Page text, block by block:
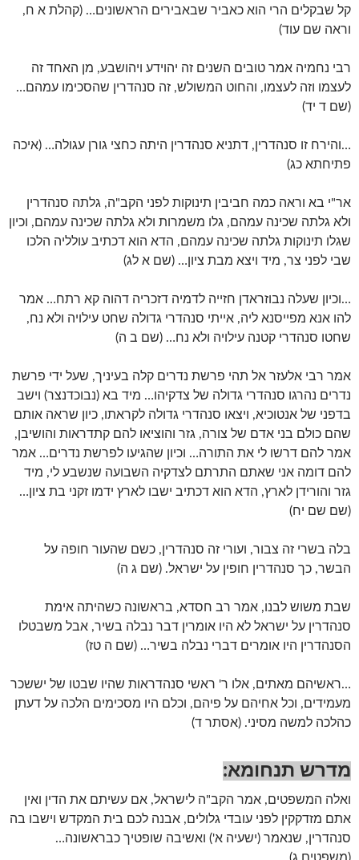
קל שבקלים הרי הוא כאביר שבאבירים הראשונים… (קהלת א ח,
וראה שם עוד)
רבי נחמיה אמר טובים השנים זה יהוידע ויהושבע, מן האחד זה
לעצמו וזה לעצמו, והחוט המשולש, זה סנהדרין שהסכימו עמהם…
(שם ד יד)
…והירח זו סנהדרין, דתניא סנהדרין היתה כחצי גורן עגולה… (איכה
פתיחתא כג)
אר"י בא וראה כמה חביבין תינוקות לפני הקב"ה, גלתה סנהדרין
ולא גלתה שכינה עמהם, גלו משמרות ולא גלתה שכינה עמהם, וכיון
שגלו תינוקות גלתה שכינה עמהם, הדא הוא דכתיב עולליה הלכו
שבי לפני צר, מיד ויצא מבת ציון… (שם א לג)
…וכיון שעלה נבוזראדן חזייה לדמיה דזכריה דהוה קא רתח… אמר
להו אנא מפייסנא ליה, אייתי סנהדרי גדולה שחט עילויה ולא נח,
שחטו סנהדרי קטנה עילויה ולא נח… (שם ב ה)
אמר רבי אלעזר אל תהי פרשת נדרים קלה בעיניך, שעל ידי פרשת
נדרים נהרגו סנהדרי גדולה של צדקיהו… מיד בא (נבוכדנצר) וישב
בדפני של אנטוכיא, ויצאו סנהדרי גדולה לקראתו, כיון שראה אותם
שהם כולם בני אדם של צורה, גזר והוציאו להם קתדראות והושיבן,
אמר להם דרשו לי את התורה… וכיון שהגיעו לפרשת נדרים… אמר
להם דומה אני שאתם התרתם לצדקיה השבועה שנשבע לי, מיד
גזר והורידן לארץ, הדא הוא דכתיב ישבו לארץ ידמו זקני בת ציון…
(שם שם יח)
בלה בשרי זה צבור, ועורי זה סנהדרין, כשם שהעור חופה על
הבשר, כך סנהדרין חופין על ישראל. (שם ג ה)
שבת משוש לבנו, אמר רב חסדא, בראשונה כשהיתה אימת
סנהדרין על ישראל לא היו אומרין דבר נבלה בשיר, אבל משבטלו
הסנהדרין היו אומרים דברי נבלה בשיר… (שם ה טז)
…ראשיהם מאתים, אלו ר' ראשי סנהדראות שהיו שבטו של יששכר
מעמידים, וכל אחיהם על פיהם, וכלם היו מסכימים הלכה על דעתן
כהלכה למשה מסיני. (אסתר ד)
מדרש תנחומא:
ואלה המשפטים, אמר הקב"ה לישראל, אם עשיתם את הדין ואין
אתם מזדקקין לפני עובדי גלולים, אבנה לכם בית המקדש וישבו בה
סנהדרין, שנאמר (ישעיה א') ואשיבה שופטיך כבראשונה…